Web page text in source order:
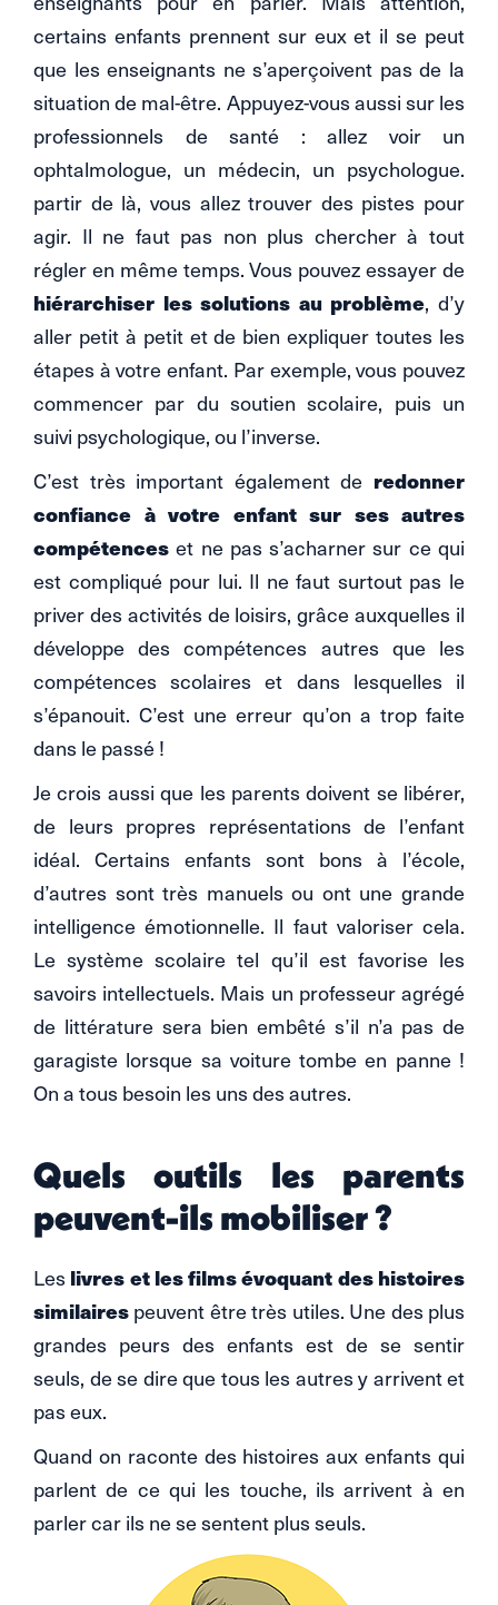
certains enfants prennent sur eux et il se peut
que les enseignants ne s’aperçoivent pas de la
situation de mal-être. Appuyez-vous aussi sur les
professionnels de santé : allez voir un
ophtalmologue, un médecin, un psychologue.
partir de là, vous allez trouver des pistes pour
agir. Il ne faut pas non plus chercher à tout
régler en même temps. Vous pouvez essayer de
hiérarchiser les solutions au problème, d’y
aller petit à petit et de bien expliquer toutes les
étapes à votre enfant. Par exemple, vous pouvez
commencer par du soutien scolaire, puis un
suivi psychologique, ou l’inverse.
C’est très important également de redonner
confiance à votre enfant sur ses autres
compétences et ne pas s’acharner sur ce qui
est compliqué pour lui. Il ne faut surtout pas le
priver des activités de loisirs, grâce auxquelles il
développe des compétences autres que les
compétences scolaires et dans lesquelles il
s’épanouit. C’est une erreur qu’on a trop faite
dans le passé !
Je crois aussi que les parents doivent se libérer,
de leurs propres représentations de l’enfant
idéal. Certains enfants sont bons à l’école,
d’autres sont très manuels ou ont une grande
intelligence émotionnelle. Il faut valoriser cela.
Le système scolaire tel qu’il est favorise les
savoirs intellectuels. Mais un professeur agrégé
de littérature sera bien embêté s’il n’a pas de
garagiste lorsque sa voiture tombe en panne !
On a tous besoin les uns des autres.
Quels outils les parents
peuvent-ils mobiliser ?
Les livres et les films évoquant des histoires
similaires peuvent être très utiles. Une des plus
grandes peurs des enfants est de se sentir
seuls, de se dire que tous les autres y arrivent et
pas eux.
Quand on raconte des histoires aux enfants qui
parlent de ce qui les touche, ils arrivent à en
parler car ils ne se sentent plus seuls.